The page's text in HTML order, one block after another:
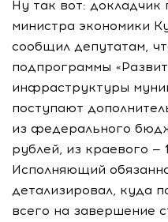
Ну так вот: докладчик
министра экономики
сообщил депутатам,
подпрограммы
инфраструктуры
поступают
из федерального
рублей, из краевого —
Исполняющий
детализировал, куда
всего на завершение